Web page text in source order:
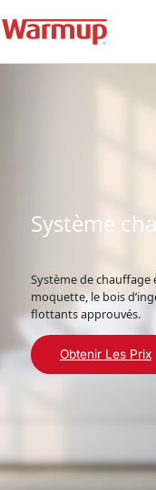
au
contenu
Système
Système de chauffage
moquette, le bois
flottants approuvés.
Obtenir Les Prix